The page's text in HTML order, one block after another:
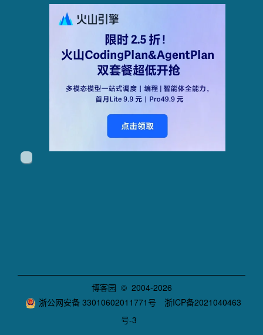
博客园 © 2004-2026
浙公网安备 33010602011771号
浙ICP备2021040463
号-3